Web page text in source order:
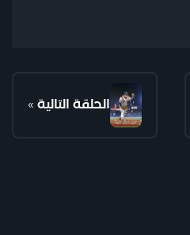
الحلقة التالية »